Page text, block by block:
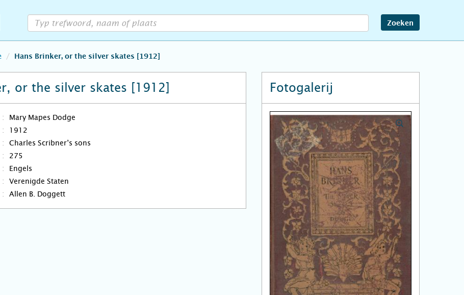
Zoeken
Hans Brinker, or the silver skates [1912]
or the silver skates [1912]
Mary Mapes Dodge
1912
Charles Scribner’s sons
275
Engels
Verenigde Staten
Allen B. Doggett
Fotogalerij